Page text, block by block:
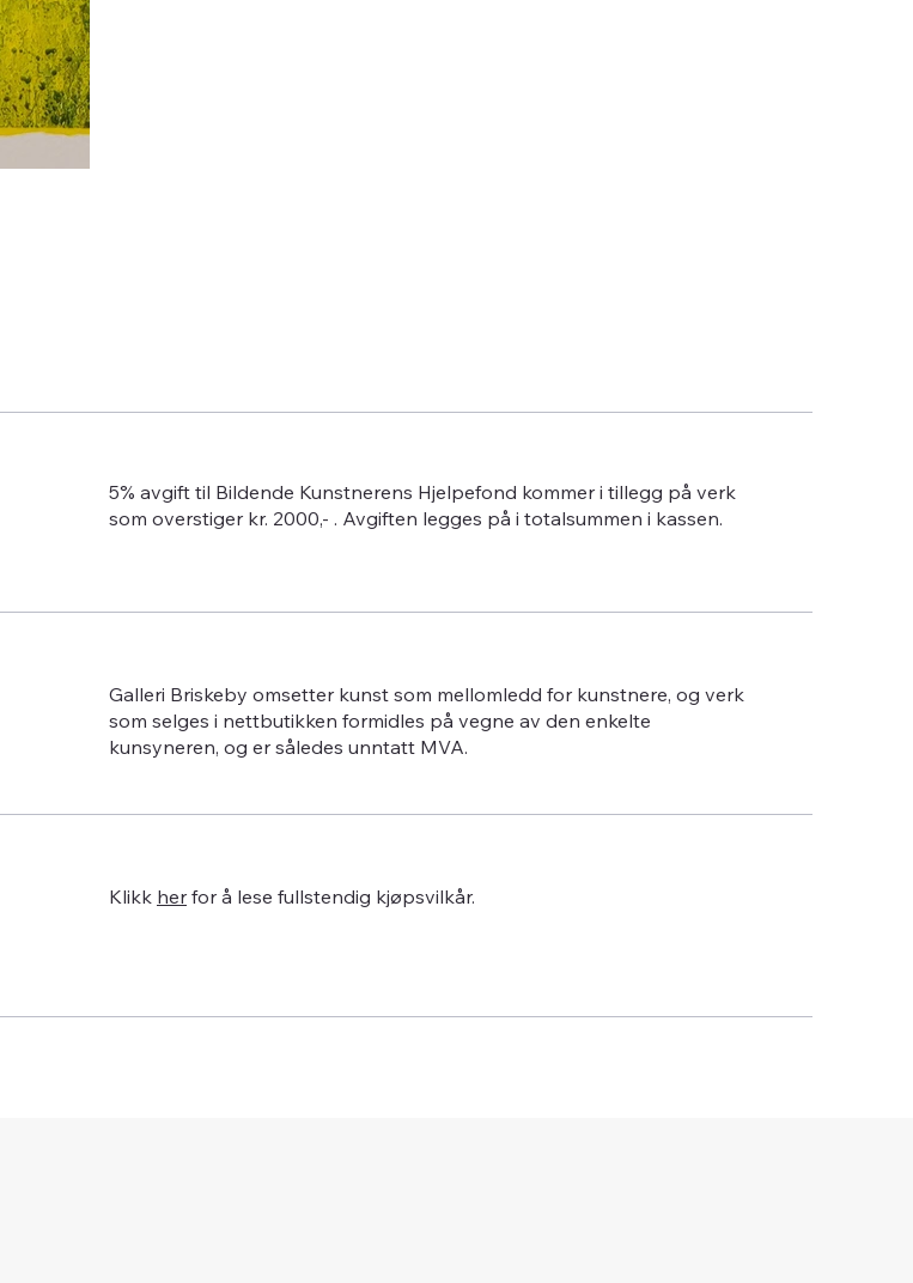
5% avgift til Bildende Kunstnerens Hjelpefond kommer i tillegg på verk
som overstiger kr. 2000,- . Avgiften legges på i totalsummen i kassen.
Galleri Briskeby omsetter kunst som mellomledd for kunstnere, og verk
som selges i nettbutikken formidles på vegne av den enkelte
kunsyneren, og er således unntatt MVA.
Klikk her for å lese fullstendig kjøpsvilkår.